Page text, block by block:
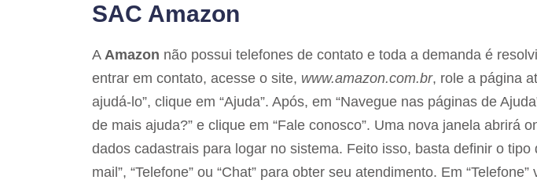
SAC Amazon
A Amazon não possui telefones de contato e toda a demanda é
entrar em contato, acesse o site, www.amazon.com.br, role a página
ajudá-lo”, clique em “Ajuda”. Após, em “Navegue nas páginas de
de mais ajuda?” e clique em “Fale conosco”. Uma nova janela abrirá
dados cadastrais para logar no sistema. Feito isso, basta definir o tipo
mail”, “Telefone” ou “Chat” para obter seu atendimento. Em